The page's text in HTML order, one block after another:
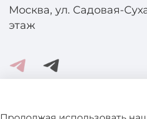
Помощь и
Москва, ул. Садовая-
этаж